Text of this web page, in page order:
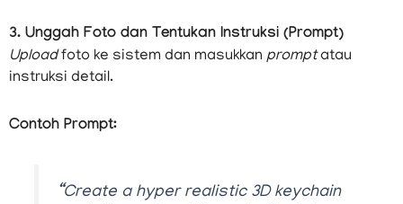
3. Unggah Foto dan Tentukan Instruksi (Prompt)
Uploadfoto ke sistem dan masukkan promptatau
instruksi detail.
Contoh Prompt:
“Create a hyper realistic 3D keychain